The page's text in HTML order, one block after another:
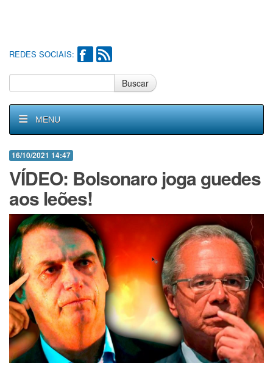
REDES SOCIAIS:
Buscar
MENU
16/10/2021 14:47
VÍDEO: Bolsonaro joga guedes
aos leões!